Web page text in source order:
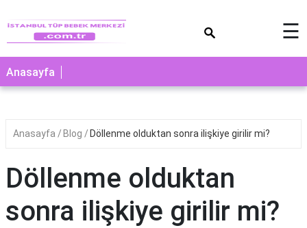
☰
Anasayfa
Anasayfa Blog Döllenme olduktan sonra ilişkiye girilir mi?
Döllenme olduktan
sonra ilişkiye girilir mi?